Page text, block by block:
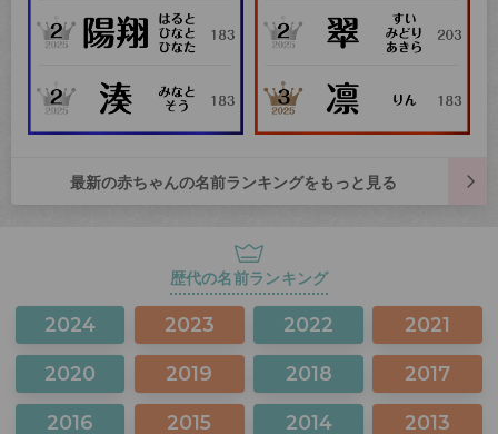
最新の赤ちゃんの名前ランキングをもっと見る
歴代の名前ランキング
2024 2023 2022 2021
2020 2019 2018 2017
2016 2015 2014 2013